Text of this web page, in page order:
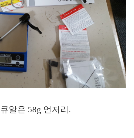
알은 58g 언저리.